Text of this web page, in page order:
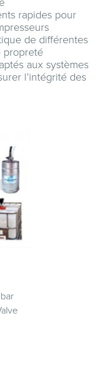
rapides pour
de différentes
propreté
aux systèmes
l’intégrité des